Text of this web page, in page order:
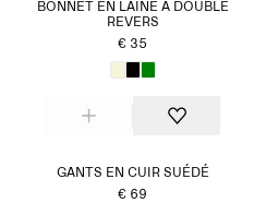
BONNET EN LAINE À DOUBLE
REVERS
€ 35
GANTS EN CUIR SUÉDÉ
€ 69